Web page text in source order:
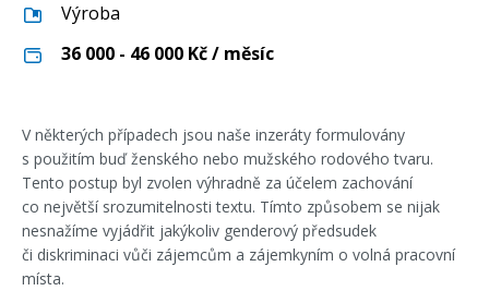
Výroba
36 000 - 46 000 Kč / měsíc
V některých případech jsou naše inzeráty formulovány
s použitím buď ženského nebo mužského rodového tvaru.
Tento postup byl zvolen výhradně za účelem zachování
co největší srozumitelnosti textu. Tímto způsobem se nijak
nesnažíme vyjádřit jakýkoliv genderový předsudek
či diskriminaci vůči zájemcům a zájemkyním o volná pracovní
místa.